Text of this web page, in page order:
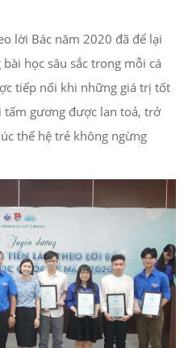
lời Bác năm 2020 đã để lại
học sâu sắc trong mỗi cá
tiếp nối khi những giá trị tốt
tấm gương được lan toả, trở
thế hệ trẻ không ngừng